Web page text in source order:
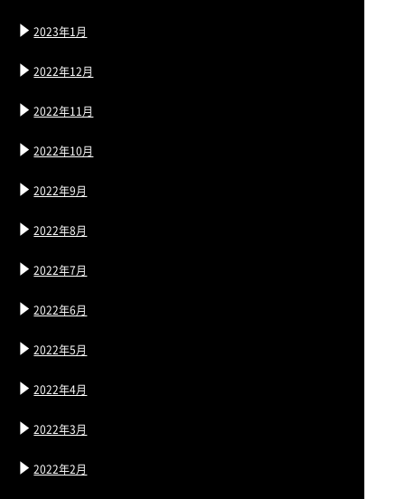
2023年1月
2022年12月
2022年11月
2022年10月
2022年9月
2022年8月
2022年7月
2022年6月
2022年5月
2022年4月
2022年3月
2022年2月